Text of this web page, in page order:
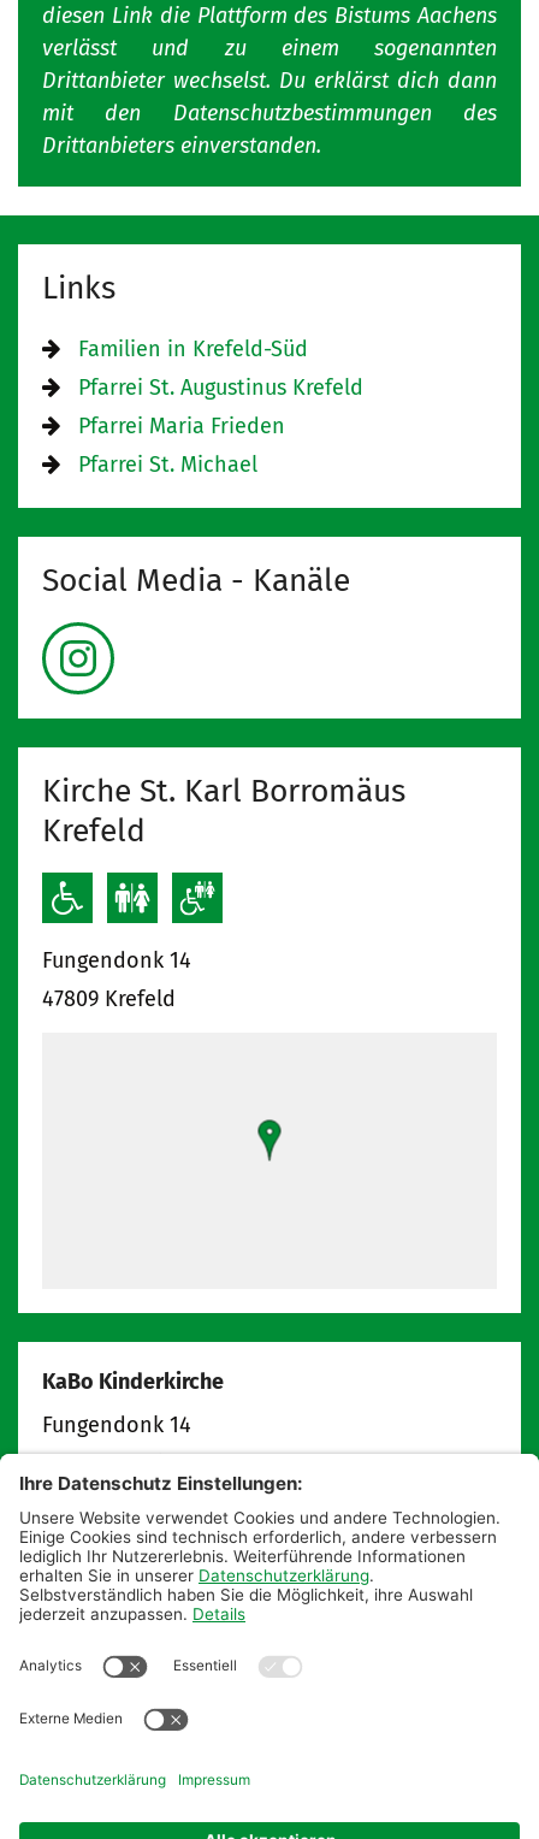
diesen Link die Plattform des Bistums Aachens
verlässt und zu einem sogenannten
Drittanbieter wechselst. Du erklärst dich dann
mit den Datenschutzbestimmungen des
Drittanbieters einverstanden.
Links
Familien in Krefeld-Süd
Pfarrei St. Augustinus Krefeld
Pfarrei Maria Frieden
Pfarrei St. Michael
Social Media - Kanäle
Kirche St. Karl Borromäus
Krefeld
Fungendonk 14
47809 Krefeld
KaBo Kinderkirche
Fungendonk 14
info@kabokinderkirche.de
kabokinderkirche.de
Postanschrift:
Pfarrbüro St. Augustinus
KaBo Kinderkirche
Hauptstraße 18
Tel: 02151 55 85 0